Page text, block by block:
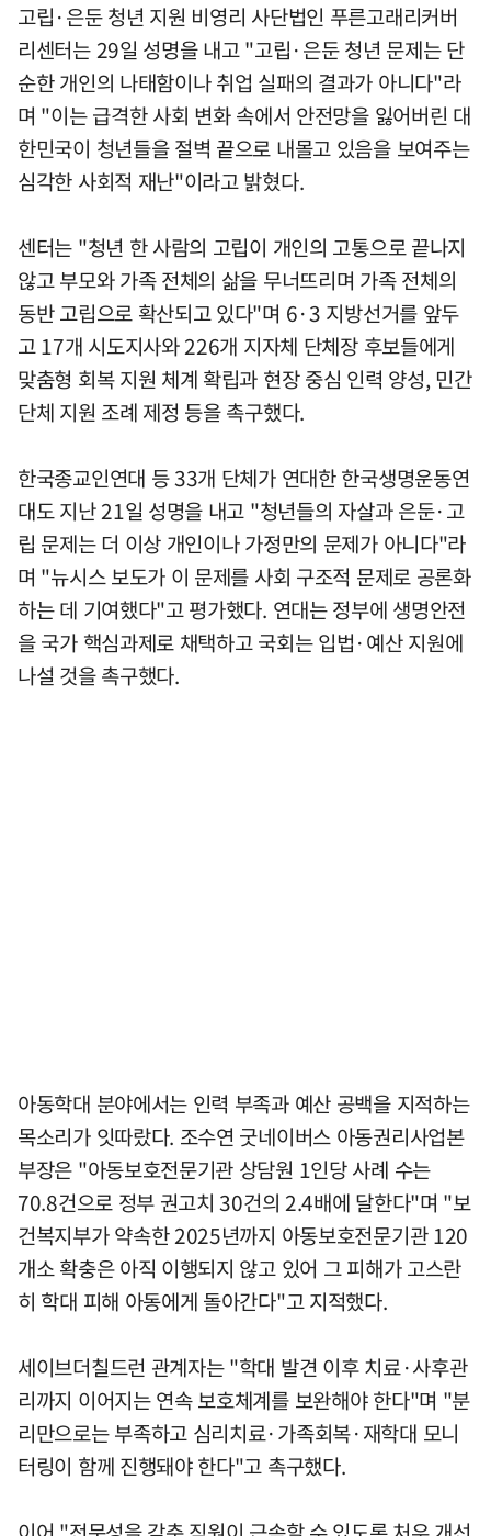
고립·은둔 청년 지원 비영리 사단법인 푸른고래리커버
리센터는 29일 성명을 내고 "고립·은둔 청년 문제는 단
순한 개인의 나태함이나 취업 실패의 결과가 아니다"라
며 "이는 급격한 사회 변화 속에서 안전망을 잃어버린 대
한민국이 청년들을 절벽 끝으로 내몰고 있음을 보여주는
심각한 사회적 재난"이라고 밝혔다.
센터는 "청년 한 사람의 고립이 개인의 고통으로 끝나지
않고 부모와 가족 전체의 삶을 무너뜨리며 가족 전체의
동반 고립으로 확산되고 있다"며 6·3 지방선거를 앞두
고 17개 시도지사와 226개 지자체 단체장 후보들에게
맞춤형 회복 지원 체계 확립과 현장 중심 인력 양성, 민간
단체 지원 조례 제정 등을 촉구했다.
한국종교인연대 등 33개 단체가 연대한 한국생명운동연
대도 지난 21일 성명을 내고 "청년들의 자살과 은둔·고
립 문제는 더 이상 개인이나 가정만의 문제가 아니다"라
며 "뉴시스 보도가 이 문제를 사회 구조적 문제로 공론화
하는 데 기여했다"고 평가했다. 연대는 정부에 생명안전
을 국가 핵심과제로 채택하고 국회는 입법·예산 지원에
나설 것을 촉구했다.
아동학대 분야에서는 인력 부족과 예산 공백을 지적하는
목소리가 잇따랐다. 조수연 굿네이버스 아동권리사업본
부장은 "아동보호전문기관 상담원 1인당 사례 수는
70.8건으로 정부 권고치 30건의 2.4배에 달한다"며 "보
건복지부가 약속한 2025년까지 아동보호전문기관 120
개소 확충은 아직 이행되지 않고 있어 그 피해가 고스란
히 학대 피해 아동에게 돌아간다"고 지적했다.
세이브더칠드런 관계자는 "학대 발견 이후 치료·사후관
리까지 이어지는 연속 보호체계를 보완해야 한다"며 "분
리만으로는 부족하고 심리치료·가족회복·재학대 모니
터링이 함께 진행돼야 한다"고 촉구했다.